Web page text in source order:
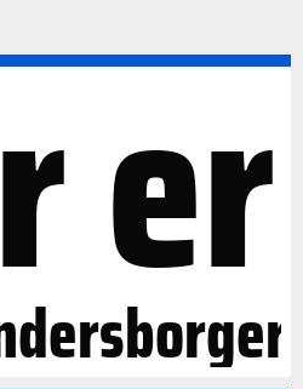
er